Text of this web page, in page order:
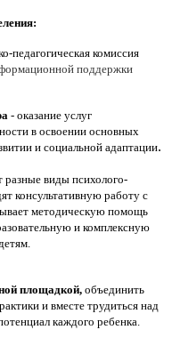
педагогическая комиссия
поддержки
- оказание услуг
в освоении основных
и социальной адаптации.
разные виды психолого-
консультативную работу с
методическую помощь
и комплексную
площадкой, объединить
и вместе трудиться над
каждого ребенка.